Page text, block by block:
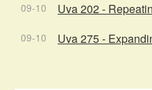
09-10 Uva 202 -
09-10 Uva 275 -